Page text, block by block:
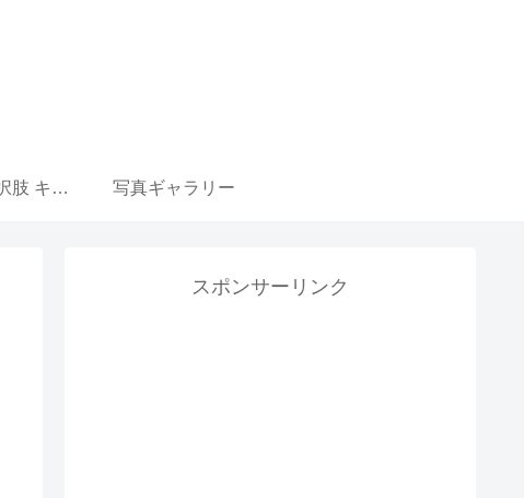
ウマ娘 育成選択肢 キャラ一覧リンク集 写真ギャラリー
スポンサーリンク